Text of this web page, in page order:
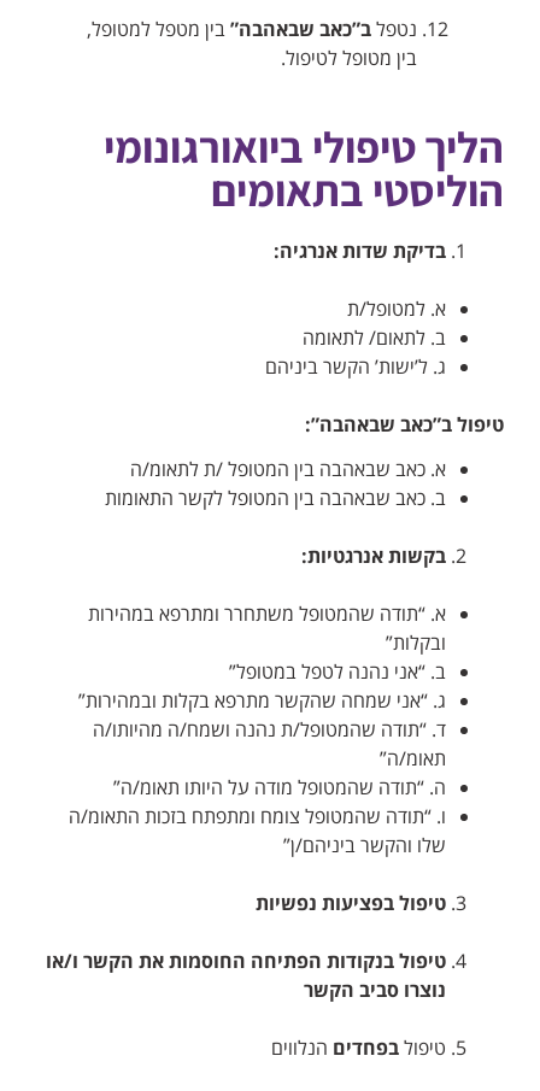
נטפלב”כאב שבאהבה”בין מטפל למטופל,
בין מטופל לטיפול.
הליך טיפולי ביואורגונומי
הוליסטי בתאומים
בדיקת שדות אנרגיה:
א. למטופל/ת
ב. לתאום/ לתאומה
ג. ל’ישות’ הקשר ביניהם
טיפול ב”כאב שבאהבה”:
א. כאב שבאהבה בין המטופל /ת לתאומ/ה
ב. כאב שבאהבה בין המטופל לקשר התאומות
בקשות אנרגטיות:
א. “תודה שהמטופל משתחרר ומתרפא במהירות
ובקלות”
ב. “אני נהנה לטפל במטופל”
ג. “אני שמחה שהקשר מתרפא בקלות ובמהירות”
ד. “תודה שהמטופל/ת נהנה ושמח/ה מהיותו/ה
תאומ/ה”
ה. “תודה שהמטופל מודה על היותו תאומ/ה”
ו. “תודה שהמטופל צומח ומתפתח בזכות התאומ/ה
שלו והקשר ביניהם/ן”
טיפול בפציעות נפשיות
טיפול בנקודות הפתיחה החוסמות את הקשר ו/או
נוצרו סביב הקשר
טיפולבפחדים הנלווים